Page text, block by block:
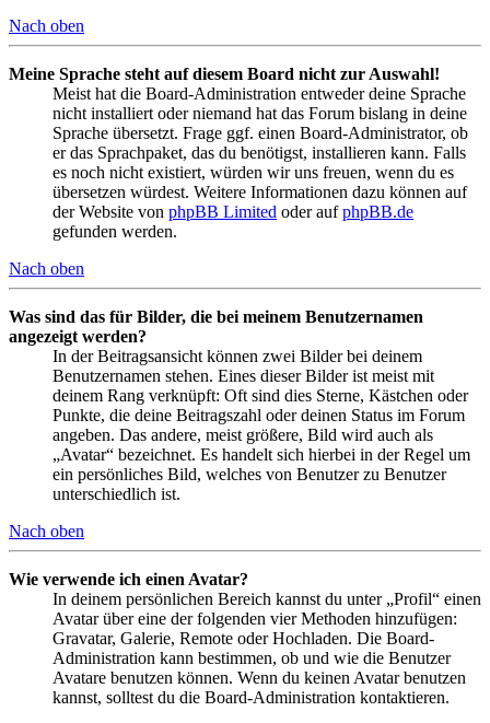
Nach oben
Meine Sprache steht auf diesem Board nicht zur Auswahl!
Meist hat die Board-Administration entweder deine Sprache
nicht installiert oder niemand hat das Forum bislang in deine
Sprache übersetzt. Frage ggf. einen Board-Administrator, ob
er das Sprachpaket, das du benötigst, installieren kann. Falls
es noch nicht existiert, würden wir uns freuen, wenn du es
übersetzen würdest. Weitere Informationen dazu können auf
der Website von phpBB Limited oder aufphpBB.de
gefunden werden.
Nach oben
Was sind das für Bilder, die bei meinem Benutzernamen
angezeigt werden?
In der Beitragsansicht können zwei Bilder bei deinem
Benutzernamen stehen. Eines dieser Bilder ist meist mit
deinem Rang verknüpft: Oft sind dies Sterne, Kästchen oder
Punkte, die deine Beitragszahl oder deinen Status im Forum
angeben. Das andere, meist größere, Bild wird auch als
„Avatar“ bezeichnet. Es handelt sich hierbei in der Regel um
ein persönliches Bild, welches von Benutzer zu Benutzer
unterschiedlich ist.
Nach oben
Wie verwende ich einen Avatar?
In deinem persönlichen Bereich kannst du unter „Profil“ einen
Avatar über eine der folgenden vier Methoden hinzufügen:
Gravatar, Galerie, Remote oder Hochladen. Die Board-
Administration kann bestimmen, ob und wie die Benutzer
Avatare benutzen können. Wenn du keinen Avatar benutzen
kannst, solltest du die Board-Administration kontaktieren.